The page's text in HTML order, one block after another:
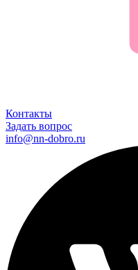
Контакты
Задать вопрос
info@nn-dobro.ru